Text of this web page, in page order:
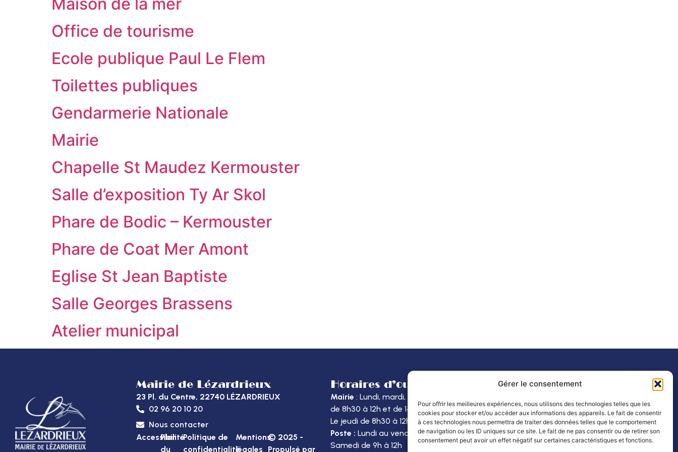
Gérer le consentement
Pour offrir les meilleures expériences, nous utilisons des technologies telles que les
cookies pour stocker et/ou accéder aux informations des appareils. Le fait de consentir
à ces technologies nous permettra de traiter des données telles que le comportement
de navigation ou les ID uniques sur ce site. Le fait de ne pas consentir ou de retirer son
consentement peut avoir un effet négatif sur certaines caractéristiques et fonctions.
Office de tourisme
Ecole publique Paul Le Flem
Toilettes publiques
Gendarmerie Nationale
Mairie
Chapelle St Maudez Kermouster
Salle d’exposition Ty Ar Skol
Phare de Bodic – Kermouster
Phare de Coat Mer Amont
Eglise St Jean Baptiste
Salle Georges Brassens
Atelier municipal
Mairie de Lézardrieux
23 Pl. du Centre, 22740 LÉZARDRIEUX
02 96 20 10 20
Nous contacter
Accessibilité
Plan
du
Politique de
confidentialité
Mentions
légales
© 2025 -
Propulsé par
Horaires d’ouverture
Mairie : Lundi, mardi, mercredi et vendredi
de 8h30 à 12h et de 14h à 16h
Le jeudi de 8h30 à 12h
Poste :Lundi au vendredi : 8h30 – 12h
Samedi de 9h à 12h